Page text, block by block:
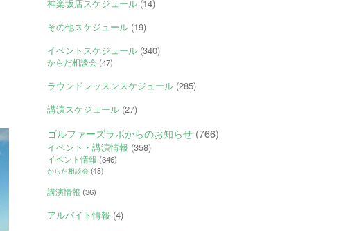
神楽坂店スケジュール (14)
その他スケジュール (19)
イベントスケジュール (340)
からだ相談会 (47)
ラウンドレッスンスケジュール (285)
講演スケジュール (27)
ゴルファーズラボからのお知らせ (766)
イベント・講演情報 (358)
イベント情報 (346)
からだ相談会 (48)
講演情報 (36)
アルバイト情報 (4)